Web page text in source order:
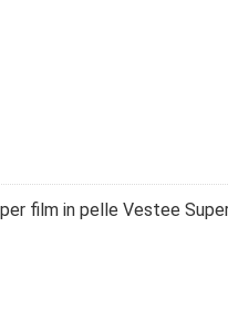
film in pelle Vestee